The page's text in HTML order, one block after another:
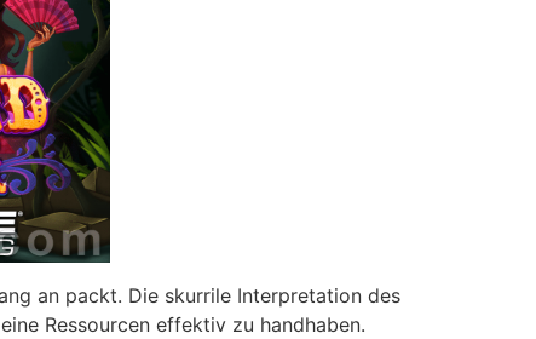
an packt. Die skurrile Interpretation des
Ressourcen effektiv zu handhaben.